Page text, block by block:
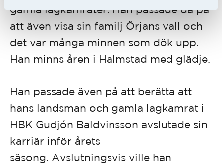
gamla lagkamrater. Han passade då på
att även visa sin familj Örjans vall och
det var många minnen som dök upp.
Han minns åren i Halmstad med glädje.
Han passade även på att berätta att
hans landsman och gamla lagkamrat i
HBK Gudjón Baldvinsson avslutade sin
karriär inför årets
säsong. Avslutningsvis ville han